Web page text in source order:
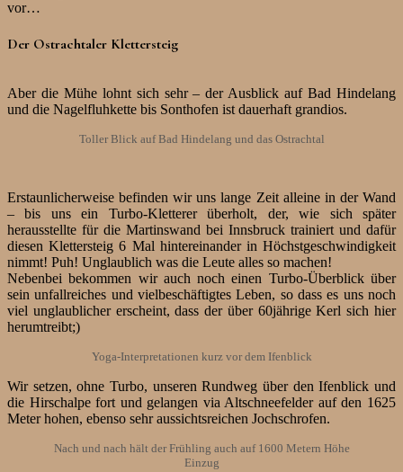
vor…
Der Ostrachtaler Klettersteig
Aber die Mühe lohnt sich sehr – der Ausblick auf Bad Hindelang
und die Nagelfluhkette bis Sonthofen ist dauerhaft grandios.
Toller Blick auf Bad Hindelang und das Ostrachtal
Erstaunlicherweise befinden wir uns lange Zeit alleine in der Wand
– bis uns ein Turbo-Kletterer überholt, der, wie sich später
herausstellte für die Martinswand bei Innsbruck trainiert und dafür
diesen Klettersteig 6 Mal hintereinander in Höchstgeschwindigkeit
nimmt! Puh! Unglaublich was die Leute alles so machen!
Nebenbei bekommen wir auch noch einen Turbo-Überblick über
sein unfallreiches und vielbeschäftigtes Leben, so dass es uns noch
viel unglaublicher erscheint, dass der über 60jährige Kerl sich hier
herumtreibt;)
Yoga-Interpretationen kurz vor dem Ifenblick
Wir setzen, ohne Turbo, unseren Rundweg über den Ifenblick und
die Hirschalpe fort und gelangen via Altschneefelder auf den 1625
Meter hohen, ebenso sehr aussichtsreichen Jochschrofen.
Nach und nach hält der Frühling auch auf 1600 Metern Höhe
Einzug